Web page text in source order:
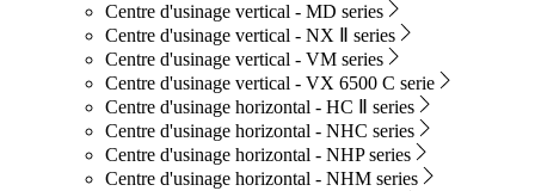
Centre d'usinage vertical - MD series
Centre d'usinage vertical - NX Ⅱ series
Centre d'usinage vertical - VM series
Centre d'usinage vertical - VX 6500 C serie
Centre d'usinage horizontal - HC Ⅱ series
Centre d'usinage horizontal - NHC series
Centre d'usinage horizontal - NHP series
Centre d'usinage horizontal - NHM series